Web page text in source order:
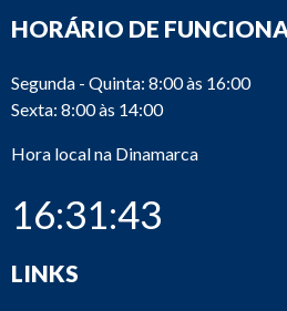
HORÁRIO DE
Segunda - Quinta: 8:00 às 16:00
Sexta: 8:00 às 14:00
Hora local na Dinamarca
16:31:43
LINKS